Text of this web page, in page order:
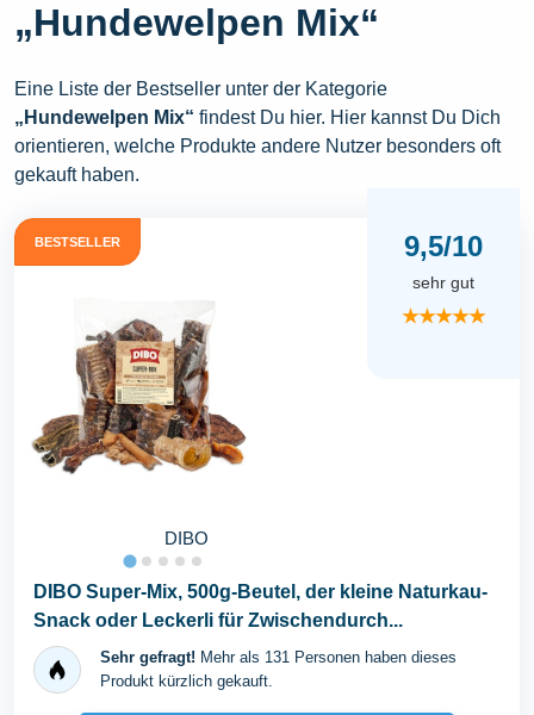
„Hundewelpen Mix“
Eine Liste der Bestseller unter der Kategorie
„Hundewelpen Mix“ findest Du hier. Hier kannst Du Dich
orientieren, welche Produkte andere Nutzer besonders oft
gekauft haben.
BESTSELLER
DIBO
9,5/10
sehr gut
★★★★★
DIBO Super-Mix, 500g-Beutel, der kleine Naturkau-
Snack oder Leckerli für Zwischendurch...
Sehr gefragt! Mehr als 131 Personen haben dieses
Produkt kürzlich gekauft.